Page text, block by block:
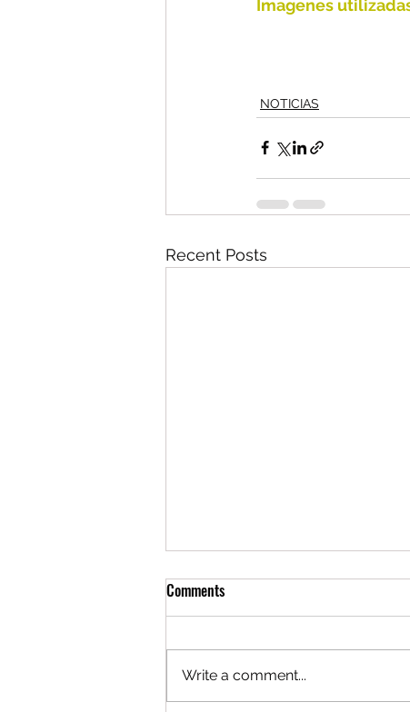
Imagenes
NOTICIAS
Recent Posts
Comments
Write a comment...